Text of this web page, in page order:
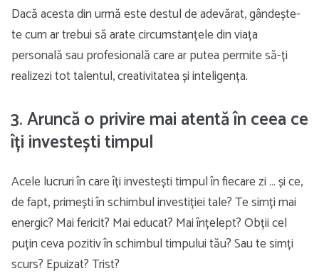
Dacă acesta din urmă este destul de adevărat, gândește-
te cum ar trebui să arate circumstanțele din viața
personală sau profesională care ar putea permite să-ți
realizezi tot talentul, creativitatea și inteligența.
3. Aruncă o privire mai atentă în ceea ce
îți investești timpul
Acele lucruri în care îți investești timpul în fiecare zi … și ce,
de fapt, primești în schimbul investiției tale? Te simți mai
energic? Mai fericit? Mai educat? Mai înțelept? Obții cel
puțin ceva pozitiv în schimbul timpului tău? Sau te simți
scurs? Epuizat? Trist?